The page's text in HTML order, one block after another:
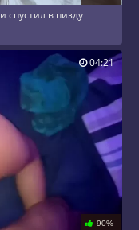
спустил в пизду
90%
04:21